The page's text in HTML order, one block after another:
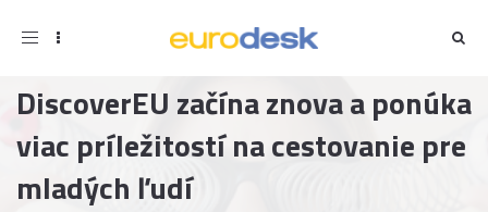
Toggle
DiscoverEU začína znova a ponúka
viac príležitostí na cestovanie pre
mladých ľudí